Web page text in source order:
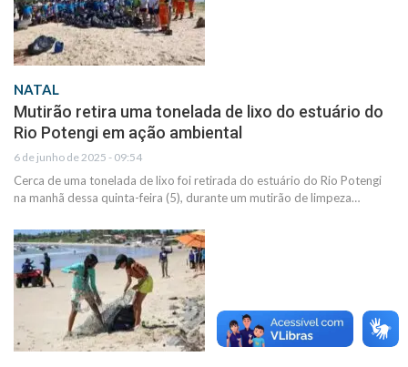
NATAL
Mutirão retira uma tonelada de lixo do estuário do
Rio Potengi em ação ambiental
6 de junho de 2025 - 09:54
Cerca de uma tonelada de lixo foi retirada do estuário do Rio Potengi
na manhã dessa quinta-feira (5), durante um mutirão de limpeza…